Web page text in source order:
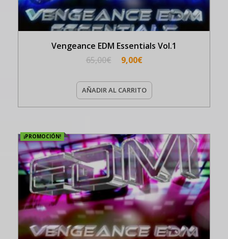
Vengeance EDM Essentials Vol.1
65,00€ 9,00€
AÑADIR AL CARRITO
¡PROMOCIÓN!